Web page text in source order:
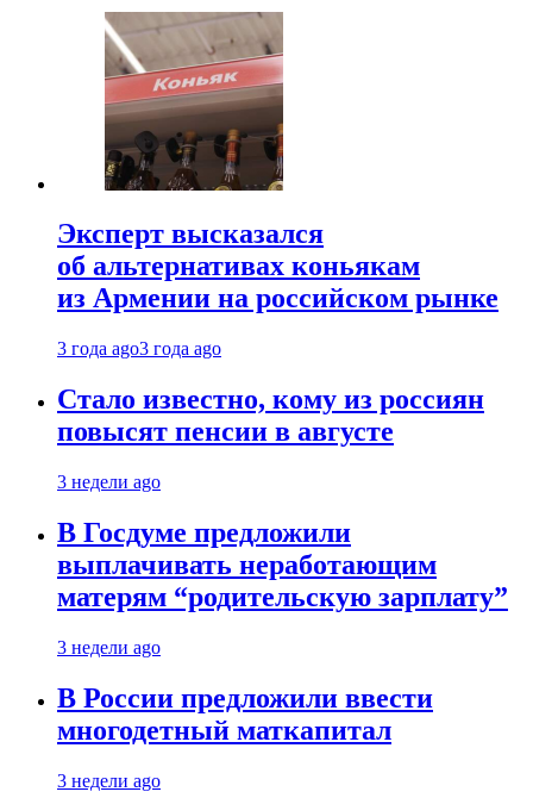
Эксперт высказался
об альтернативах коньякам
из Армении на российском рынке
3 года ago3 года ago
Стало известно, кому из россиян
повысят пенсии в августе
3 недели ago
В Госдуме предложили
выплачивать неработающим
матерям “родительскую зарплату”
3 недели ago
В России предложили ввести
многодетный маткапитал
3 недели ago